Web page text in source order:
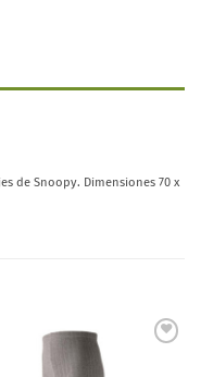
de Snoopy. Dimensiones 70 x